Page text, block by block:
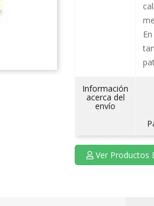
Información
acerca del
envío
Ver Productos